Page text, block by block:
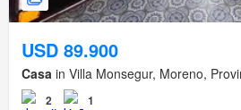
USD 89.900
Casa in Villa Monsegur, Moreno,
2
1